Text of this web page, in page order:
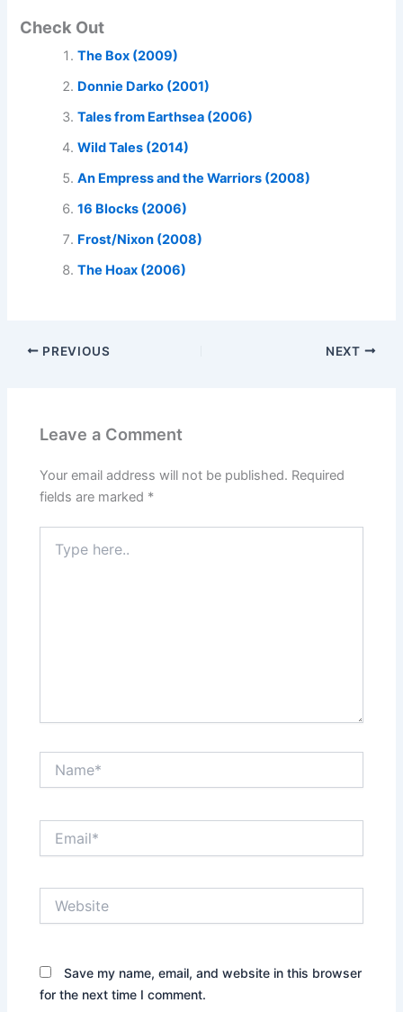
Check Out
The Box (2009)
Donnie Darko (2001)
Tales from Earthsea (2006)
Wild Tales (2014)
An Empress and the Warriors (2008)
16 Blocks (2006)
Frost/Nixon (2008)
The Hoax (2006)
PREVIOUS NEXT
Leave a Comment
Your email address will not be published. Required
fields are marked *
here..
Save my name, email, and website in this browser
for the next time I comment.